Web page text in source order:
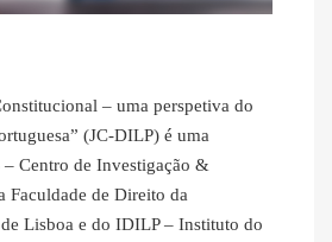
– uma perspetiva do
(JC-DILP) é uma
Centro de Investigação &
Faculdade de Direito da
Lisboa e do IDILP – Instituto do